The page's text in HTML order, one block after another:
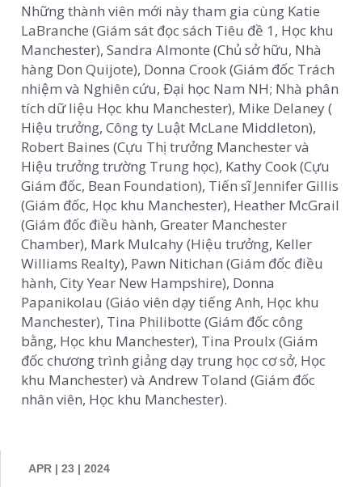
Những thành viên mới này tham gia cùng Katie
LaBranche (Giám sát đọc sách Tiêu đề 1, Học khu
Manchester), Sandra Almonte (Chủ sở hữu, Nhà
hàng Don Quijote), Donna Crook (Giám đốc Trách
nhiệm và Nghiên cứu, Đại học Nam NH; Nhà phân
tích dữ liệu Học khu Manchester), Mike Delaney (
Hiệu trưởng, Công ty Luật McLane Middleton),
Robert Baines (Cựu Thị trưởng Manchester và
Hiệu trưởng trường Trung học), Kathy Cook (Cựu
Giám đốc, Bean Foundation), Tiến sĩ Jennifer Gillis
(Giám đốc, Học khu Manchester), Heather McGrail
(Giám đốc điều hành, Greater Manchester
Chamber), Mark Mulcahy (Hiệu trưởng, Keller
Williams Realty), Pawn Nitichan (Giám đốc điều
hành, City Year New Hampshire), Donna
Papanikolau (Giáo viên dạy tiếng Anh, Học khu
Manchester), Tina Philibotte (Giám đốc công
bằng, Học khu Manchester), Tina Proulx (Giám
đốc chương trình giảng dạy trung học cơ sở, Học
khu Manchester) và Andrew Toland (Giám đốc
nhân viên, Học khu Manchester).
APR | 23 | 2024